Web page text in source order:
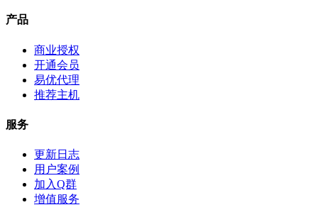
产品
商业授权
开通会员
易优代理
推荐主机
服务
更新日志
用户案例
加入Q群
增值服务